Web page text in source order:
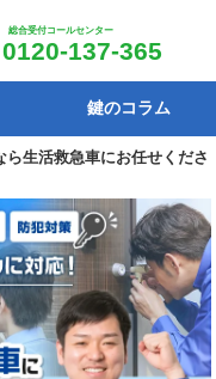
総合受付コールセンター
0120-137-365
鍵のコラム
生活救急車にお任せくださ